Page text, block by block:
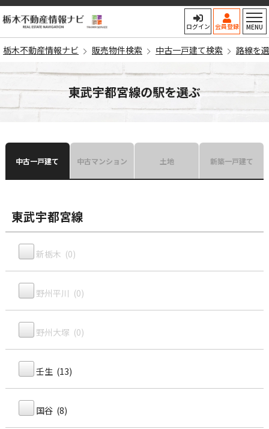
栃木不動産情報ナビ
ログイン 会員登録 MENU
栃木不動産情報ナビ 販売物件検索 中古一戸建て検索 路線を
東武宇都宮線の駅を選ぶ
中古一戸建て 中古マンション 土地 新築一戸建て
東武宇都宮線
新栃木 (0)
野州平川 (0)
野州大塚 (0)
壬生 (13)
国谷 (8)